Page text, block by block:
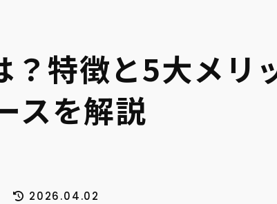
特徴と5大メリ
スを解説
2026.04.02